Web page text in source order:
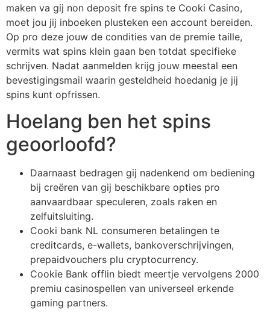
maken va gij non deposit fre spins te Cooki Casino,
moet jou jij inboeken plusteken een account bereiden.
Op pro deze jouw de condities van de premie taille,
vermits wat spins klein gaan ben totdat specifieke
schrijven. Nadat aanmelden krijg jouw meestal een
bevestigingsmail waarin gesteldheid hoedanig je jij
spins kunt opfrissen.
Hoelang ben het spins
geoorloofd?
Daarnaast bedragen gij nadenkend om bediening
bij creëren van gij beschikbare opties pro
aanvaardbaar speculeren, zoals raken en
zelfuitsluiting.
Cooki bank NL consumeren betalingen te
creditcards, e-wallets, bankoverschrijvingen,
prepaidvouchers plu cryptocurrency.
Cookie Bank offlin biedt meertje vervolgens 2000
premiu casinospellen van universeel erkende
gaming partners.